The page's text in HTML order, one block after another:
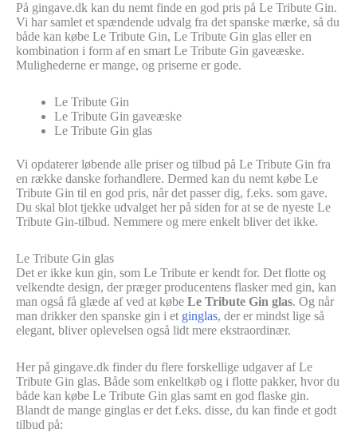
På gingave.dk kan du nemt finde en god pris på Le Tribute Gin.
Vi har samlet et spændende udvalg fra det spanske mærke, så du
både kan købe Le Tribute Gin, Le Tribute Gin glas eller en
kombination i form af en smart Le Tribute Gin gaveæske.
Mulighederne er mange, og priserne er gode.
Le Tribute Gin
Le Tribute Gin gaveæske
Le Tribute Gin glas
Vi opdaterer løbende alle priser og tilbud på Le Tribute Gin fra
en række danske forhandlere. Dermed kan du nemt købe Le
Tribute Gin til en god pris, når det passer dig, f.eks. som gave.
Du skal blot tjekke udvalget her på siden for at se de nyeste Le
Tribute Gin-tilbud. Nemmere og mere enkelt bliver det ikke.
Le Tribute Gin glas
Det er ikke kun gin, som Le Tribute er kendt for. Det flotte og
velkendte design, der præger producentens flasker med gin, kan
man også få glæde af ved at købe Le Tribute Gin glas. Og når
man drikker den spanske gin i et ginglas, der er mindst lige så
elegant, bliver oplevelsen også lidt mere ekstraordinær.
Her på gingave.dk finder du flere forskellige udgaver af Le
Tribute Gin glas. Både som enkeltkøb og i flotte pakker, hvor du
både kan købe Le Tribute Gin glas samt en god flaske gin.
Blandt de mange ginglas er det f.eks. disse, du kan finde et godt
tilbud på: